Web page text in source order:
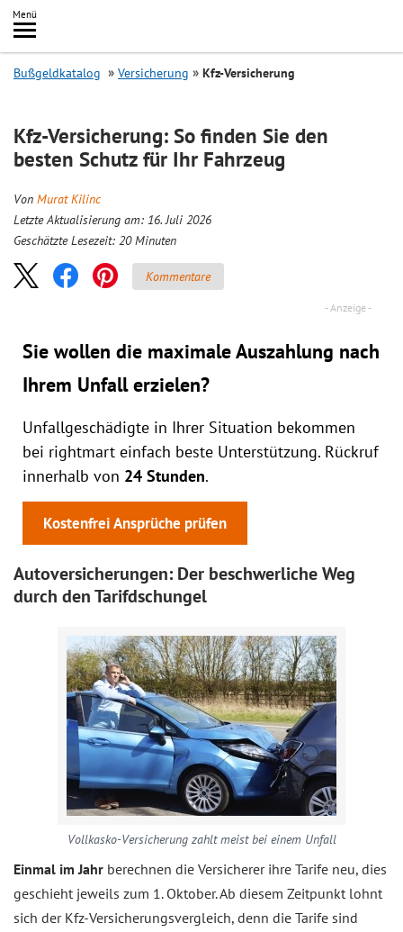
Inhalt
springen
Menü
Search
Bußgeldkatalog Versicherung Kfz-Versicherung
Kfz-Versicherung: So finden Sie den
besten Schutz für Ihr Fahrzeug
Von Murat Kilinc
Letzte Aktualisierung am: 16. Juli 2026
Geschätzte Lesezeit: 20 Minuten
Kommentare
Sie wollen die maximale Auszahlung nach
Ihrem Unfall erzielen?
Unfallgeschädigte in Ihrer Situation bekommen
bei rightmart einfach beste Unterstützung. Rückruf
innerhalb von 24 Stunden.
Kostenfrei Ansprüche prüfen
Autoversicherungen: Der beschwerliche Weg
durch den Tarifdschungel
Vollkasko-Versicherung zahlt meist bei einem Unfall
Einmal im Jahr berechnen die Versicherer ihre Tarife neu, dies
geschieht jeweils zum 1. Oktober. Ab diesem Zeitpunkt lohnt
sich der Kfz-Versicherungsvergleich, denn die Tarife sind